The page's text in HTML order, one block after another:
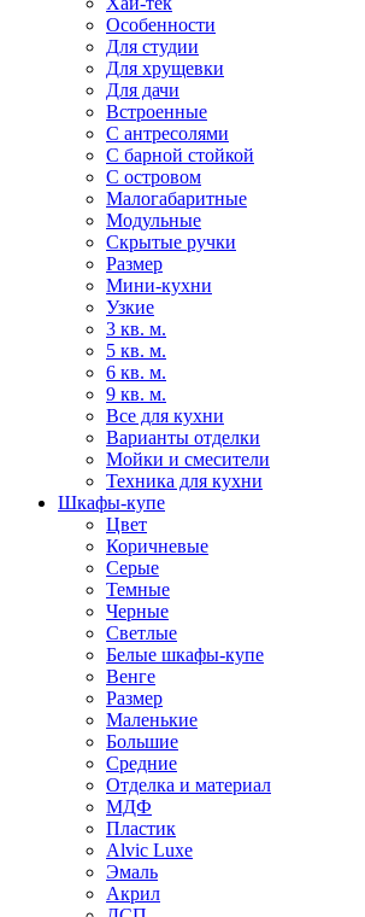
Особенности
Для студии
Для хрущевки
Для дачи
Встроенные
С антресолями
С барной стойкой
С островом
Малогабаритные
Модульные
Скрытые ручки
Размер
Мини-кухни
Узкие
3 кв. м.
5 кв. м.
6 кв. м.
9 кв. м.
Все для кухни
Варианты отделки
Мойки и смесители
Техника для кухни
Шкафы-купе
Цвет
Коричневые
Серые
Темные
Черные
Светлые
Белые шкафы-купе
Венге
Размер
Маленькие
Большие
Средние
Отделка и материал
МДФ
Пластик
Alvic Luxe
Эмаль
Акрил